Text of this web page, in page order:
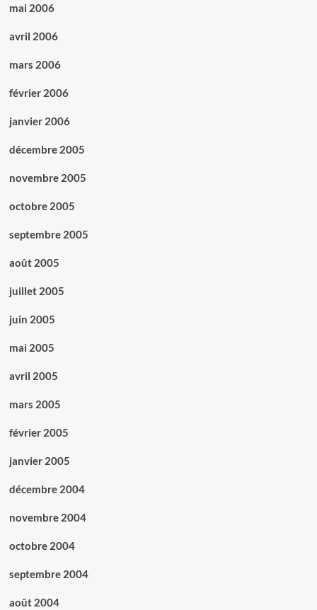
mai 2006
avril 2006
mars 2006
février 2006
janvier 2006
décembre 2005
novembre 2005
octobre 2005
septembre 2005
août 2005
juillet 2005
juin 2005
mai 2005
avril 2005
mars 2005
février 2005
janvier 2005
décembre 2004
novembre 2004
octobre 2004
septembre 2004
août 2004